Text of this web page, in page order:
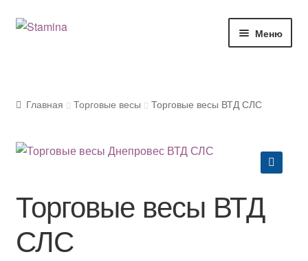
Перейти
Перейти
Меню
Блог
О компании
меню
Главная Торговые весы Торговые весы ВТД СЛС
Торговые весы ВТД
СЛС